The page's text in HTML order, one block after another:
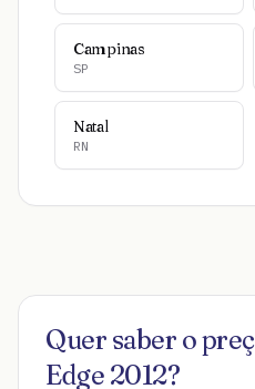
Campinas
SP
Natal
RN
Quer saber o
Edge 2012?